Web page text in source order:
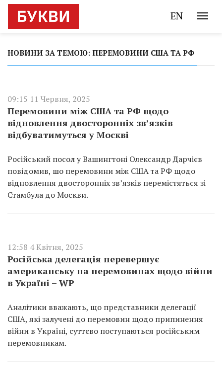
EN
НОВИНИ ЗА ТЕМОЮ: ПЕРЕМОВИНИ США ТА РФ
09:15 11 Червня, 2025
Перемовини між США та РФ щодо
відновлення двосторонніх зв’язків
відбуватимуться у Москві
Російський посол у Вашингтоні Олександр Дарчієв
повідомив, шо перемовини між США та РФ щодо
відновлення двосторонніх зв’язків перемістяться зі
Стамбула до Москви.
12:58 4 Квітня, 2025
Російська делегація перевершує
американську на перемовинах щодо війни
в Україні – WP
Аналітики вважають, що представники делегації
США, які залучені до перемовин щодо припинення
війни в Україні, суттєво поступаються російським
перемовникам.